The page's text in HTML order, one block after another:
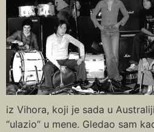
iz Vihora, koji je sada u
“ulazio” u mene. Gledao sam